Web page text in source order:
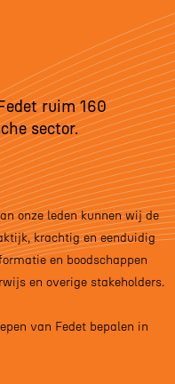
ruim 160
sector.
onze leden kunnen wij de
krachtig en eenduidig
en boodschappen
en overige stakeholders.
van Fedet bepalen in